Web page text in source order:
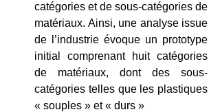
catégories et de sous-catégories de
matériaux. Ainsi, une analyse issue
de l’industrie évoque un prototype
initial comprenant huit catégories
de matériaux, dont des sous-
catégories telles que les plastiques
« souples » et « durs »